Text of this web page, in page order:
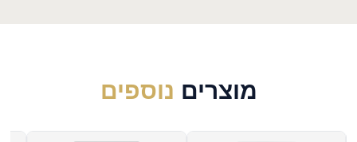
מוצרים נוספים